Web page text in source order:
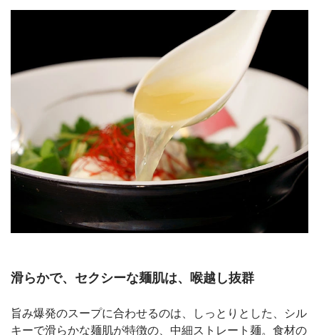
滑らかで、セクシーな麺肌は、喉越し抜群
旨み爆発のスープに合わせるのは、しっとりとした、シル
キーで滑らかな麺肌が特徴の、中細ストレート麺。食材の